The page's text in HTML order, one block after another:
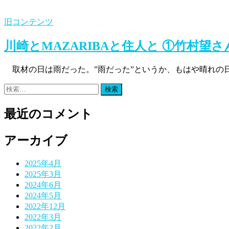
旧コンテンツ
川崎とMAZARIBAと住人と ①竹村望さ
取材の日は雨だった。”雨だった”というか、もはや晴れの
検
最近のコメント
アーカイブ
2025年4月
2025年3月
2024年6月
2024年5月
2022年12月
2022年3月